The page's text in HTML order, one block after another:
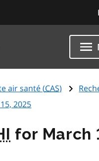
air santé (CAS)
2025
for March